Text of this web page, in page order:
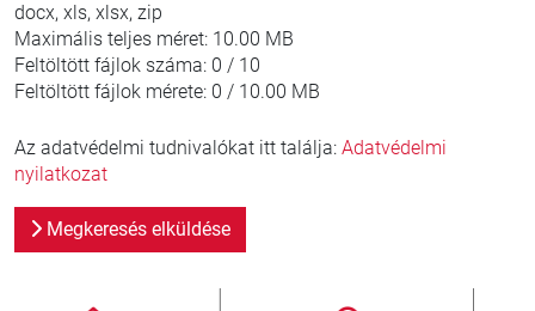
docx, xls, xlsx, zip
Maximális teljes méret: 10.00 MB
Feltöltött fájlok száma: 0 / 10
Feltöltött fájlok mérete: 0 / 10.00 MB
Az adatvédelmi tudnivalókat itt találja: Adatvédelmi
nyilatkozat
Megkeresés elküldése